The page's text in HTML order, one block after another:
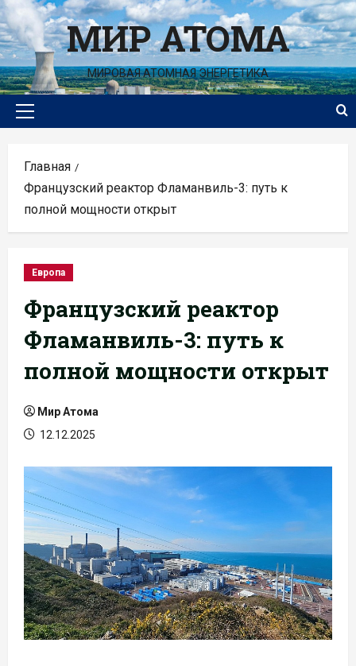
Перейти
к
содержимомуМИР АТОМА
МИРОВАЯ АТОМНАЯ ЭНЕРГЕТИКА
Основное
Главная
Французский реактор Фламанвиль-3: путь к
полной мощности открыт
Европа
Французский реактор
Фламанвиль-3: путь к
полной мощности открыт
Мир Атома
12.12.2025